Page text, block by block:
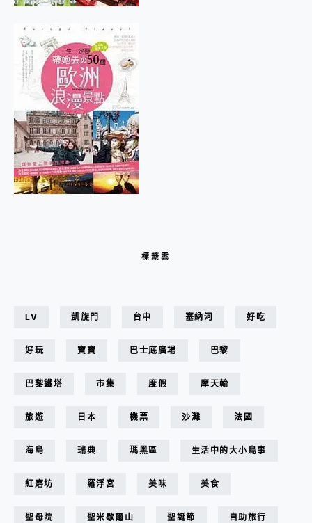
標籤雲
LV 凱旋門 台中 塞納河 好吃
好玩 寶寶 巴士底廣場 巴黎
巴黎鐵塔 市集 度假 摩天輪
旅遊 日本 機票 沙灘 法國
海島 瑞典 瑪黑區 生活中的大小鳥事
紅磨坊 羅浮宮 美味 美食
聖母院 聖米歇爾山 聖誕節 自助旅行